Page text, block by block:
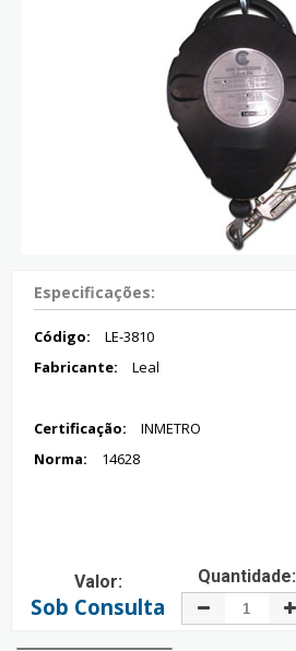
Especificações:
Código:
LE-3810
Fabricante:
Leal
Certificação:
INMETRO
Norma:
14628
Valor:
Sob Consulta
Quantidade: